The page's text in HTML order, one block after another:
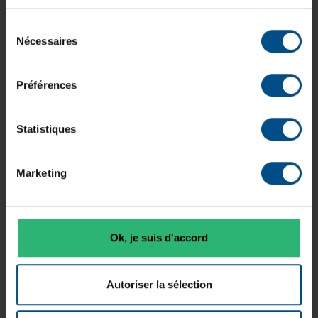
services.
Nécessaires
Préférences
Statistiques
Marketing
Ok, je suis d'accord
Autoriser la sélection
portable professionnel reconditionné avec
conçu pour un usage
bureautique et multitâche. Équipé d’un
Go de mémoire vive et d’un stockage SSD NVMe
de 250 Go, il assure une utilisation fluide sous
15,6 pouces en résolution Full HD offre un
que sa connectique complète facilite
l’intégration dans un environnement
écran
Processeur
Intel Core
vive